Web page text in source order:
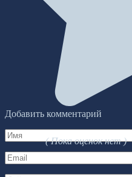
( Пока оценок нет )
Добавить комментарий
Имя
*
Email
*